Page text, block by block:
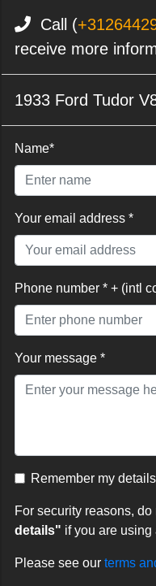
Call (
receive more
1933 Ford Tudor
Name*
Your email address *
Phone number * + (intl
Your message *
Remember my details
For security reasons,
details" if you are
Please see our terms